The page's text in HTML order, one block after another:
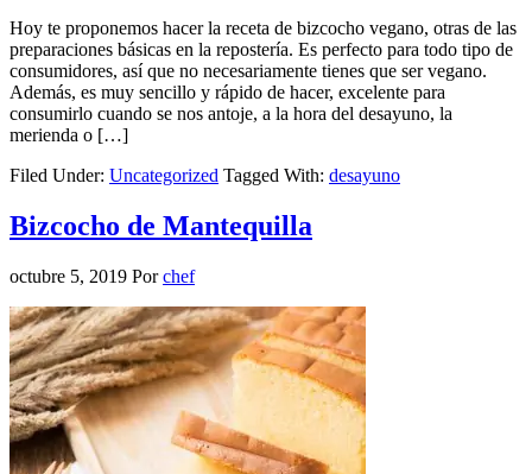
Hoy te proponemos hacer la receta de bizcocho vegano, otras de las
preparaciones básicas en la repostería. Es perfecto para todo tipo de
consumidores, así que no necesariamente tienes que ser vegano.
Además, es muy sencillo y rápido de hacer, excelente para
consumirlo cuando se nos antoje, a la hora del desayuno, la
merienda o […]
Filed Under: Uncategorized Tagged With: desayuno
Bizcocho de Mantequilla
octubre 5, 2019 Porchef